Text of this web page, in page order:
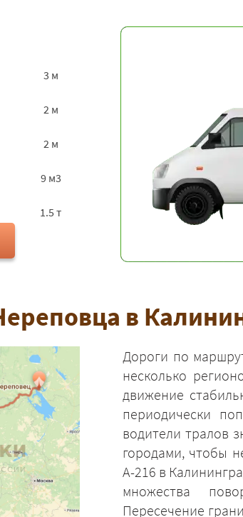
3 м
2 м
2 м
9 м3
1.5 т
в
Дороги по
несколько
движение
периодически
водители тралов
городами, чтобы
А-216 в
множества
Пересечение